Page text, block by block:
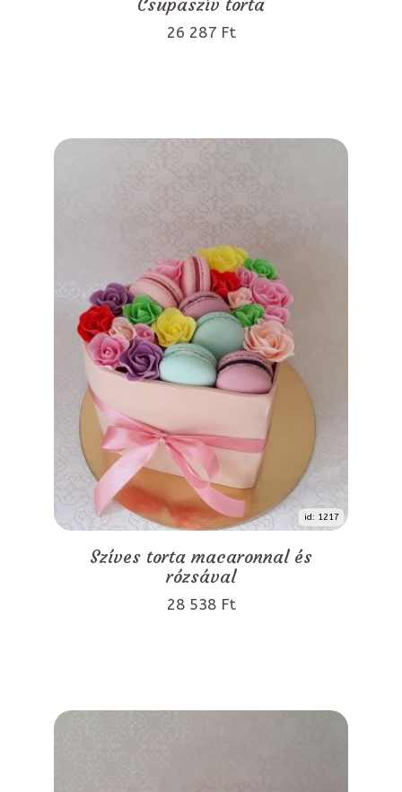
26 287 Ft
id: 1217
Szíves torta macaronnal és
rózsával
28 538 Ft